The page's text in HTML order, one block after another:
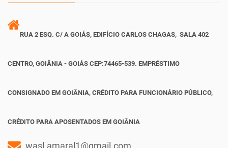
RUA 2 ESQ. C/ A GOIÁS, EDIFÍCIO CARLOS CHAGAS, SALA 402
CENTRO, GOIÂNIA - GOIÁS CEP:74465-539. EMPRÉSTIMO
CONSIGNADO EM GOIÂNIA, CRÉDITO PARA FUNCIONÁRIO PÚBLICO,
CRÉDITO PARA APOSENTADOS EM GOIÂNIA
wasl.amaral1@gmail.com